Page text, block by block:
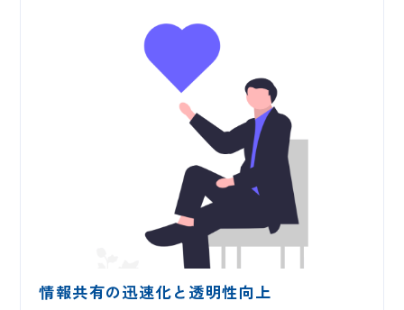
情報共有の迅速化と透明性向上